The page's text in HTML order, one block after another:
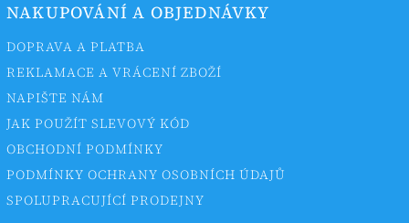
NAKUPOVÁNÍ A OBJEDNÁVKY
DOPRAVA A PLATBA
REKLAMACE A VRÁCENÍ ZBOŽÍ
NAPIŠTE NÁM
JAK POUŽÍT SLEVOVÝ KÓD
OBCHODNÍ PODMÍNKY
PODMÍNKY OCHRANY OSOBNÍCH ÚDAJŮ
SPOLUPRACUJÍCÍ PRODEJNY